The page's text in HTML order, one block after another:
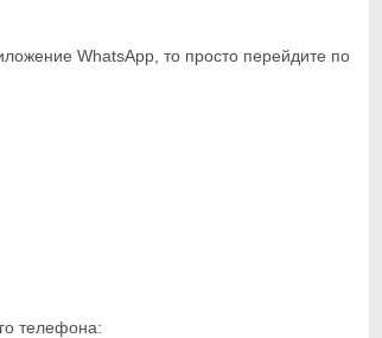
WhatsApp, то просто перейдите по
телефона: